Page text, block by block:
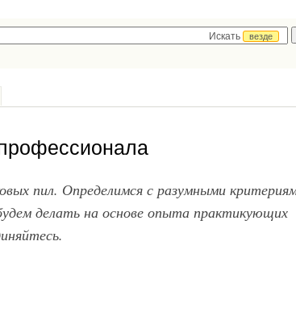
Искать
везде
пил. Определимся с разумными
делать на основе опыта практикующих